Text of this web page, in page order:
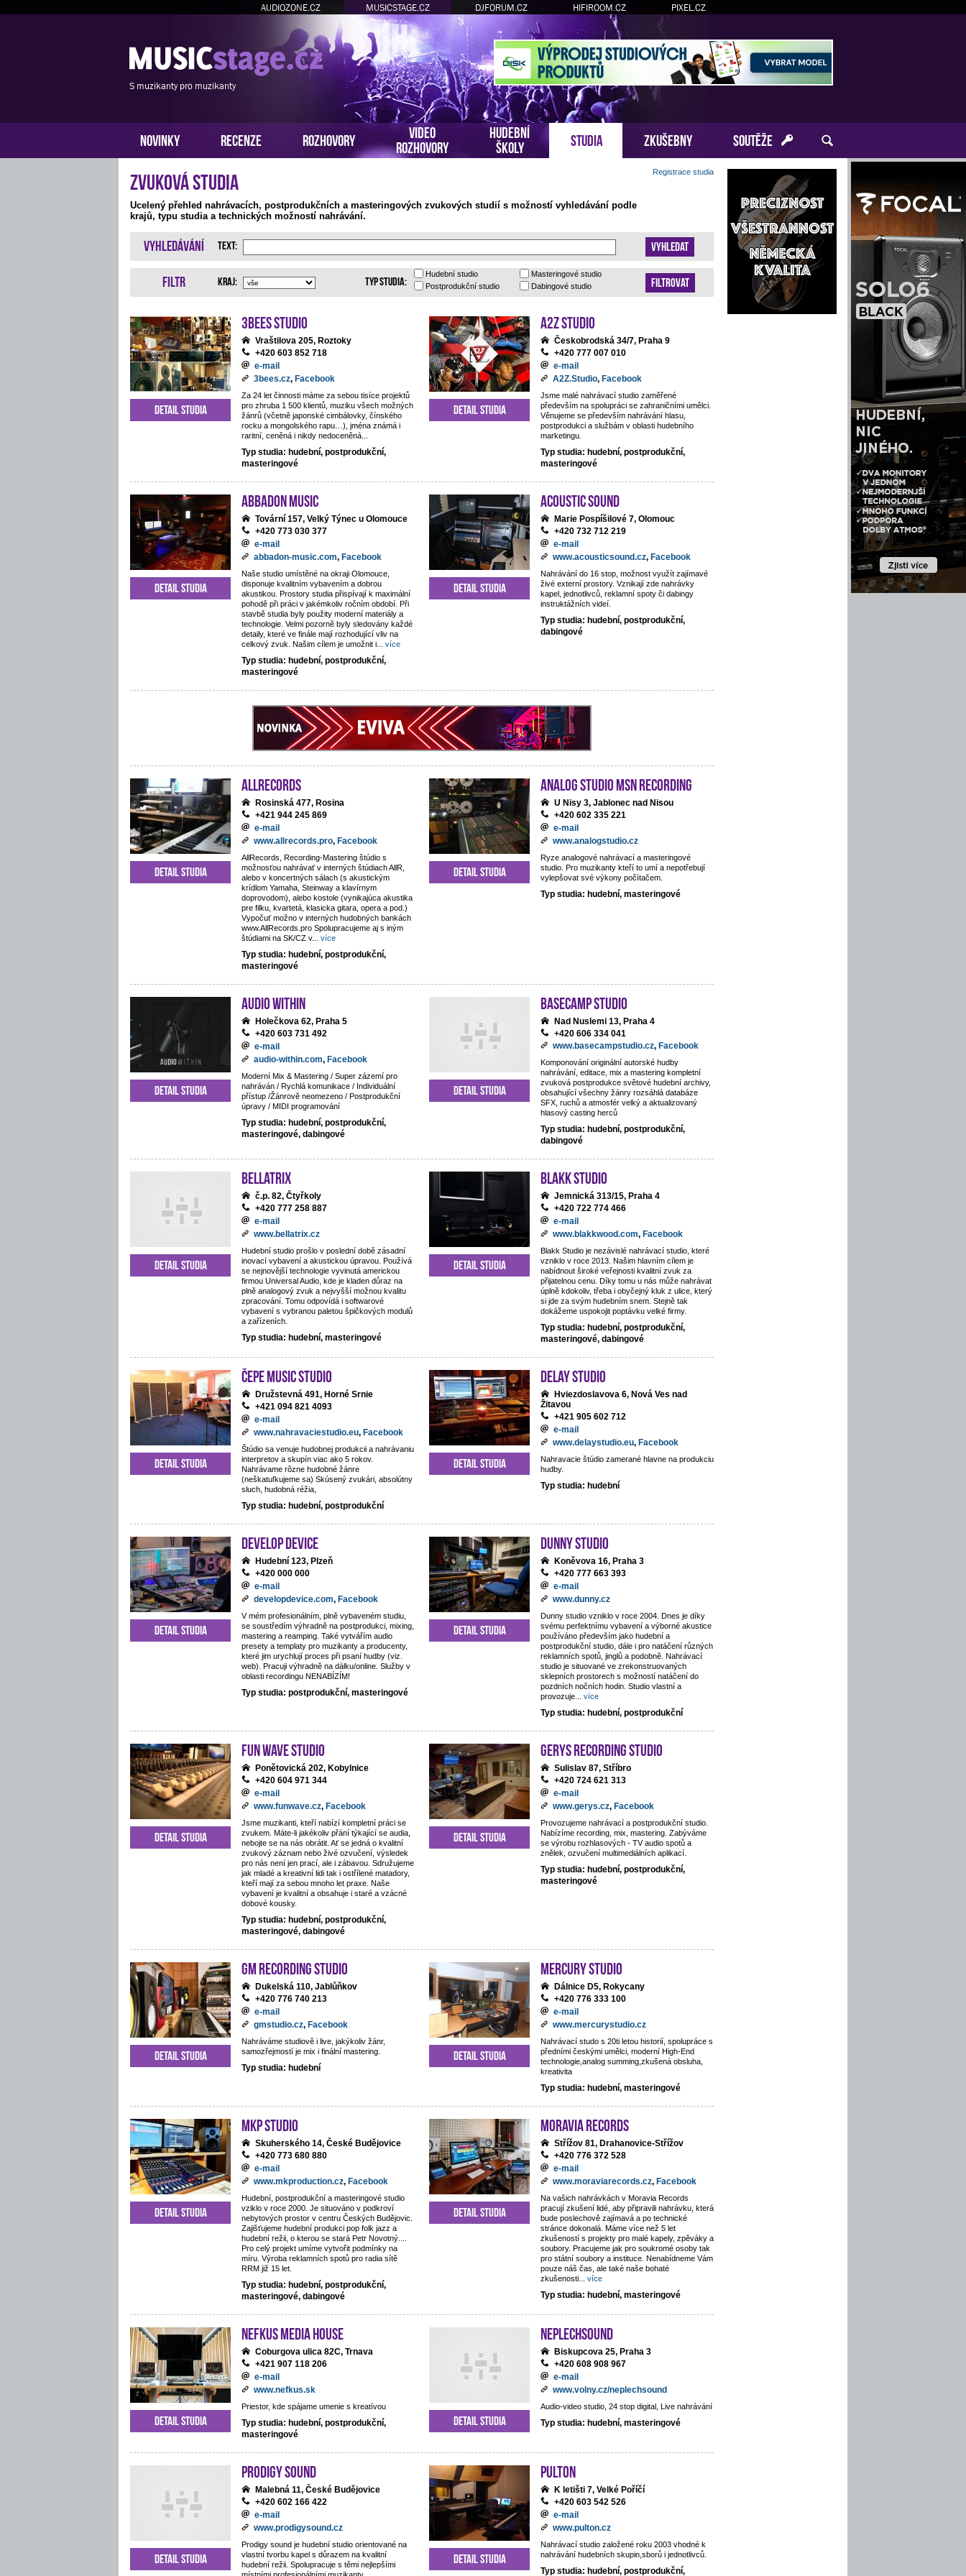
AUDIOZONE.CZ MUSICSTAGE.CZ DJFORUM.CZ HIFIROOM.CZ PIXEL.CZ
S muzikanty pro muzikanty
NOVINKY RECENZE ROZHOVORY
VIDEO
ROZHOVORY
HUDEBNÍ
ŠKOLY
STUDIA ZKUŠEBNY SOUTĚŽE
Zvuková studia Registrace studia
Ucelený přehled nahrávacích, postprodukčních a masteringových zvukových studií s možností vyhledávání podle
krajů, typu studia a technických možností nahrávání.
Vyhledávání Vyhledat
Text:
Filtr Filtrovat
Kraj:
Masteringové studio
Dabingové studio
Hudebnístudio
Postprodukčnístudio
Typ studia:
3bees studio
Vraštilova 205, Roztoky
+420 603 852 718
e-mail
3bees.cz, Facebook
Za 24 let činnosti máme za sebou tisíce projektů
pro zhruba 1 500 klientů, muziku všech možných
žánrů (včetně japonské cimbálovky, čínského
rocku a mongolského rapu…), jména známá i
raritní, ceněná i nikdy nedoceněná...
Typ studia: hudební, postprodukční,
masteringové
Detail studia
A2Z Studio
Českobrodská 34/7, Praha 9
+420 777 007 010
e-mail
A2Z.Studio, Facebook
Jsme malé nahrávací studio zaměřené
především na spolupráci se zahraničními umělci.
Věnujeme se především nahrávání hlasu,
postprodukci a službám v oblasti hudebního
marketingu.
Typ studia: hudební, postprodukční,
masteringové
Detail studia
ABBADON Music
Tovární 157, Velký Týnec u Olomouce
+420 773 030 377
e-mail
abbadon-music.com, Facebook
Naše studio umístěné na okraji Olomouce,
disponuje kvalitním vybavením a dobrou
akustikou. Prostory studia přispívají k maximální
pohodě při práci v jakémkoliv ročním období. Při
stavbě studia byly použity moderní materiály a
technologie. Velmi pozorně byly sledovány každé
detaily, které ve finále mají rozhodující vliv na
celkový zvuk. Našim cílem je umožnit i
více
Typ studia: hudební, postprodukční,
masteringové
Detail studia
Acoustic Sound
Marie Pospíšilové 7, Olomouc
+420 732 712 219
e-mail
www.acousticsound.cz, Facebook
Nahrávání do 16 stop, možnost využít zajímavé
živé externí prostory. Vznikají zde nahrávky
kapel, jednotlivců, reklamní spoty či dabingy
instruktážních videí.
Typ studia: hudební, postprodukční,
dabingové
Detail studia
AllRecords
Rosinská 477, Rosina
+421 944 245 869
e-mail
www.allrecords.pro, Facebook
AllRecords, Recording-Mastering štúdio s
možnosťou nahrávať v interných štúdiach AllR,
alebo v koncertných sálach (s akustickým
krídlom Yamaha, Steinway a klavírnym
doprovodom), alebo kostole (vynikajúca akustika
pre filku, kvartetá, klasicka gitara, opera a pod.)
Vypočuť možno v interných hudobných bankách
www.AllRecords.pro Spolupracujeme aj s iným
štúdiami na SK/CZ v... více
Typ studia: hudební, postprodukční,
masteringové
Detail studia
analog studio MSN recording
U Nisy 3, Jablonec nad Nisou
+420 602 335 221
e-mail
www.analogstudio.cz
Ryze analogové nahrávací a masteringové
studio. Pro muzikanty kteří to umí a nepotřebují
vylepšovat své výkony počítačem.
Typ studia: hudební, masteringové
Detail studia
Audio Within
Holečkova 62, Praha 5
+420 603 731 492
e-mail
audio-within.com, Facebook
Moderní Mix & Mastering / Super zázemí pro
nahráván / Rychlá komunikace / Individuální
přístup /Žánrově neomezeno / Postprodukční
úpravy / MIDI programování
Typ studia: hudební, postprodukční,
masteringové, dabingové
Detail studia
BaseCamp studio
Nad Nuslemi 13, Praha 4
+420 606 334 041
www.basecampstudio.cz, Facebook
Komponování originální autorské hudby
nahrávání, editace, mix a mastering kompletní
zvuková postprodukce světové hudební archivy,
obsahující všechny žánry rozsáhlá databáze
SFX, ruchů a atmosfér velký a aktualizovaný
hlasový casting herců
Typ studia: hudební, postprodukční,
dabingové
Detail studia
BELLATRIX
č.p. 82, Čtyřkoly
+420 777 258 887
e-mail
www.bellatrix.cz
Hudební studio prošlo v poslední době zásadní
inovací vybavení a akustickou úpravou. Používá
se nejnovější technologie vyvinutá americkou
firmou Universal Audio, kde je kladen důraz na
plně analogový zvuk a nejvyšší možnou kvalitu
zpracování. Tomu odpovídá i softwarové
vybavení s vybranou paletou špičkových modulů
a zařízeních.
Typ studia: hudební, masteringové
Detail studia
Blakk Studio
Jemnická 313/15, Praha 4
+420 722 774 466
e-mail
www.blakkwood.com, Facebook
Blakk Studio je nezávislé nahrávací studio, které
vzniklo v roce 2013. Našim hlavním cílem je
nabídnout široké veřejnosti kvalitní zvuk za
přijatelnou cenu. Díky tomu u nás může nahrávat
úplně kdokoliv, třeba i obyčejný kluk z ulice, který
si jde za svým hudebním snem. Stejně tak
dokážeme uspokojit poptávku velké firmy.
Typ studia: hudební, postprodukční,
masteringové, dabingové
Detail studia
ČePE MUSIC Studio
Družstevná 491, Horné Srnie
+421 094 821 4093
e-mail
www.nahravaciestudio.eu, Facebook
Štúdio sa venuje hudobnej produkcii a nahrávaniu
interpretov a skupín viac ako 5 rokov.
Nahrávame rôzne hudobné žánre
(neškatuľkujeme sa) Skúsený zvukári, absolútny
sluch, hudobná réžia,
Typ studia: hudební, postprodukční
Detail studia
DeLay studio
Hviezdoslavova 6, Nová Ves nad
Žitavou
+421 905 602 712
e-mail
www.delaystudio.eu, Facebook
Nahravacie štúdio zamerané hlavne na produkciu
hudby.
Typ studia: hudební
Detail studia
Develop Device
Hudební 123, Plzeň
+420 000 000
e-mail
developdevice.com, Facebook
V mém profesionálním, plně vybaveném studiu,
se soustředím výhradně na postprodukci, mixing,
mastering a reamping. Také vytvářím audio
presety a templaty pro muzikanty a producenty,
které jim urychlují proces při psaní hudby (viz.
web). Pracuji výhradně na dálku/online. Služby v
oblasti recordingu NENABÍZÍM!
Typ studia: postprodukční, masteringové
Detail studia
Dunny studio
Koněvova 16, Praha 3
+420 777 663 393
e-mail
www.dunny.cz
Dunny studio vzniklo v roce 2004. Dnes je díky
svému perfektnímu vybavení a výborné akustice
používáno především jako hudební a
postprodukční studio, dále i pro natáčení různých
reklamních spotů, jinglů a podobně. Nahrávací
studio je situované ve zrekonstruovaných
sklepních prostorech s možností natáčení do
pozdních nočních hodin. Studio vlastní a
provozuje
více
Typ studia: hudební, postprodukční
Detail studia
Fun Wave Studio
Ponětovická 202, Kobylnice
+420 604 971 344
e-mail
www.funwave.cz, Facebook
Jsme muzikanti, kteří nabízí kompletní práci se
zvukem. Máte-li jakékoliv přání týkající se audia,
nebojte se na nás obrátit. Ať se jedná o kvalitní
zvukový záznam nebo živé ozvučení, výsledek
pro nás není jen prací, ale i zábavou. Sdružujeme
jak mladé a kreativní lidi tak i ostřílené matadory,
kteří mají za sebou mnoho let praxe. Naše
vybavení je kvalitní a obsahuje i staré a vzácné
dobové kousky.
Typ studia: hudební, postprodukční,
masteringové, dabingové
Detail studia
Gerys Recording Studio
Sulislav 87, Stříbro
+420 724 621 313
e-mail
www.gerys.cz, Facebook
Provozujeme nahrávací a postprodukční studio.
Nabízíme recording, mix, mastering. Zabýváme
se výrobu rozhlasových - TV audio spotů a
znělek, ozvučení multimediálních aplikací.
Typ studia: hudební, postprodukční,
masteringové
Detail studia
GM Recording Studio
Dukelská 110, Jablůňkov
+420 776 740 213
e-mail
gmstudio.cz, Facebook
Nahráváme studiově i live, jakýkoliv žánr,
samozřejmostí je mix i finální mastering.
Typ studia: hudební
Detail studia
Mercury studio
Dálnice D5, Rokycany
+420 776 333 100
e-mail
www.mercurystudio.cz
Nahrávací studo s 20ti letou historií, spolupráce s
předními českými umělci, moderní High-End
technologie,analog summing,zkušená obsluha,
kreativita
Typ studia: hudební, masteringové
Detail studia
MKP STUDIO
Skuherského 14, České Budějovice
+420 773 680 880
e-mail
www.mkproduction.cz, Facebook
Hudební, postprodukční a masteringové studio
vziklo v roce 2000. Je situováno v podkroví
nebytových prostor v centru Českých Budějovic.
Zajišťujeme hudební produkci pop folk jazz a
hudební režii, o kterou se stará Petr Novotný....
Pro celý projekt umíme vytvořit podmínky na
míru. Výroba reklamních spotů pro radia sítě
RRM již 15 let.
Typ studia: hudební, postprodukční,
masteringové, dabingové
Detail studia
Moravia Records
Střížov 81, Drahanovice-Střížov
+420 776 372 528
e-mail
www.moraviarecords.cz, Facebook
Na vašich nahrávkách v Moravia Records
pracují zkušení lidé, aby připravili nahrávku, která
bude poslechově zajímavá a po technické
stránce dokonalá. Máme více než 5 let
zkušeností s projekty pro malé kapely, zpěváky a
soubory. Pracujeme jak pro soukromé osoby tak
pro státní soubory a instituce. Nenabídneme Vám
pouze náš čas, ale také naše bohaté
zkušenosti
více
Typ studia: hudební, masteringové
Detail studia
NEFKUS Media House
Coburgova ulica 82C, Trnava
+421 907 118 206
e-mail
www.nefkus.sk
Priestor, kde spájame umenie s kreatívou
Typ studia: hudební, postprodukční,
masteringové
Detail studia
NEPLECHSOUND
Biskupcova 25, Praha 3
+420 608 908 967
e-mail
www.volny.cz/neplechsound
Audio-video studio, 24 stop digital, Live nahrávání
Typ studia: hudební, masteringové
Detail studia
Prodigy Sound
Malebná 11, České Budějovice
+420 602 166 422
e-mail
www.prodigysound.cz
Prodigy sound je hudební studio orientované na
vlastní tvorbu kapel s důrazem na kvalitní
hudební režii. Spolupracuje s těmi nejlepšími
Detail studia
Pulton
K letišti 7, Velké Poříčí
+420 603 542 526
e-mail
www.pulton.cz
Nahrávací studio založené roku 2003 vhodné k
nahrávání hudebních skupin,sborů i jednotlivců.
Typ studia: hudební, postprodukční,
Detail studia